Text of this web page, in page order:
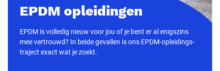
EPDM opleidingen
EPDM is volledig nieuw voor jou of je bent er al enigszins
mee vertrouwd? In beide gevallen is ons EPDM-opleidings-
traject exact wat je zoekt.